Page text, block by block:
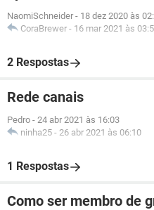
NaomiSchneider - 18 dez 2020 às
CoraBrewer - 16 mar 2021 às
2 Respostas
Rede canais
Pedro - 24 abr 2021 às 16:03
ninha25 - 26 abr 2021 às 06:10
1 Respostas
Como ser membro de